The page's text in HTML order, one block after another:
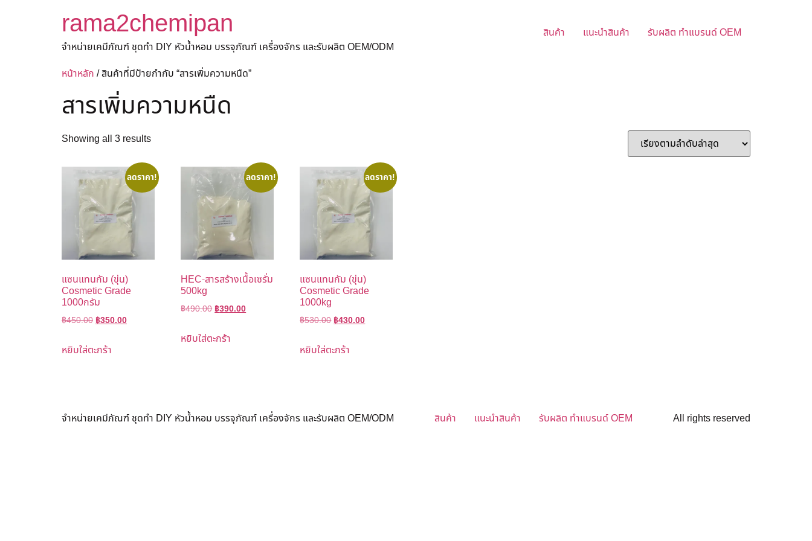
rama2chemipan
จำหน่ายเคมีภัณฑ์ ชุดทำ DIY หัวน้ำหอม บรรจุภัณฑ์ เครื่องจักร และรับผลิต OEM/ODM
สินค้า แนะนำสินค้า รับผลิต ทำแบรนด์ OEM
หน้าหลัก / สินค้าที่มีป้ายกำกับ “สารเพิ่มความหนืด”
สารเพิ่มความหนืด
Showing all 3 results
ลดราคา!
แซนแทนกัม (ขุ่น)
Cosmetic Grade
1000กรัม
฿450.00 ฿350.00
หยิบใส่ตะกร้า
ลดราคา!
HEC-สารสร้างเนื้อเซรั่ม
500kg
฿490.00 ฿390.00
หยิบใส่ตะกร้า
ลดราคา!
แซนแทนกัม (ขุ่น)
Cosmetic Grade
1000kg
฿530.00 ฿430.00
หยิบใส่ตะกร้า
จำหน่ายเคมีภัณฑ์ ชุดทำ DIY หัวน้ำหอม บรรจุภัณฑ์ เครื่องจักร และรับผลิต OEM/ODM สินค้า แนะนำสินค้า รับผลิต ทำแบรนด์ OEM All rights reserved